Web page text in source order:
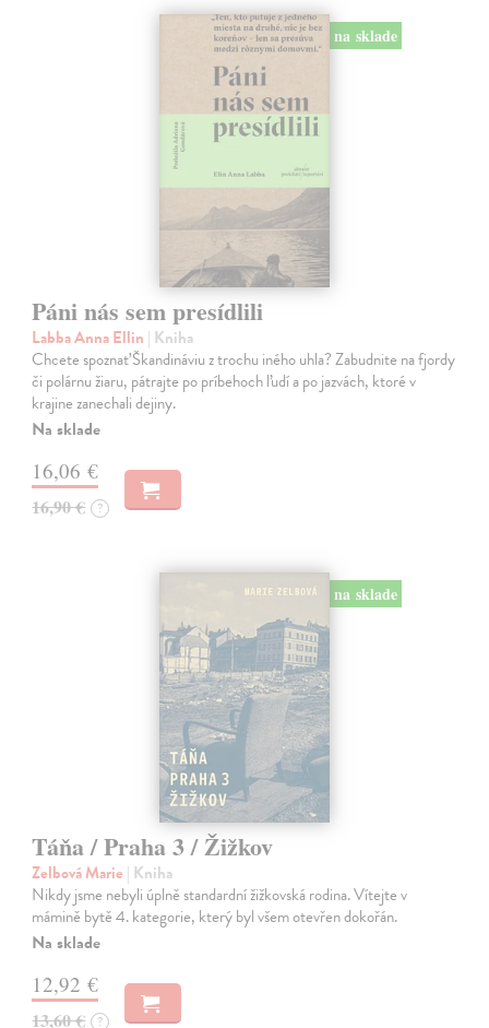
na sklade
Páni nás sem presídlili
Labba Anna Ellin | Kniha
Chcete spoznať Škandináviu z trochu iného uhla? Zabudnite na fjordy
či polárnu žiaru, pátrajte po príbehoch ľudí a po jazvách, ktoré v
krajine zanechali dejiny.
Na sklade
16,06 €
16,90 € ?
na sklade
Táňa / Praha 3 / Žižkov
Zelbová Marie | Kniha
Nikdy jsme nebyli úplně standardní žižkovská rodina. Vítejte v
mámině bytě 4. kategorie, který byl všem otevřen dokořán.
Na sklade
12,92 €
13,60 € ?